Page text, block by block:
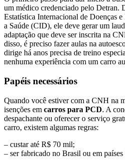
um médico credenciado pelo Detran.
Estatística Internacional de Doenças
a Saúde (CID), ele deve gerar um
adaptação que deve ser inscrita na
disso, é preciso fazer aulas na
dirige há anos precisa de treino
nenhuma experiência com um carro
Papéis necessários
Quando você estiver com a CNH na
isenções em carros para PCD. A
despachante ou oferecer o serviço
carro, existem algumas regras:
– custar até R$ 70 mil;
– ser fabricado no Brasil ou em